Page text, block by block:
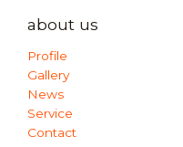
about us
Profile
Gallery
News
Service
Contact